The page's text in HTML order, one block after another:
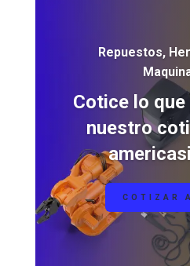
Repuestos,
Cotice lo
nuestro
COTIZAR